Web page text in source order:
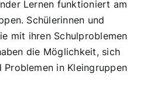
Job
Lernen funktioniert am
Schülerinnen und
mit ihren Schulproblemen
die Möglichkeit, sich
Problemen in Kleingruppen